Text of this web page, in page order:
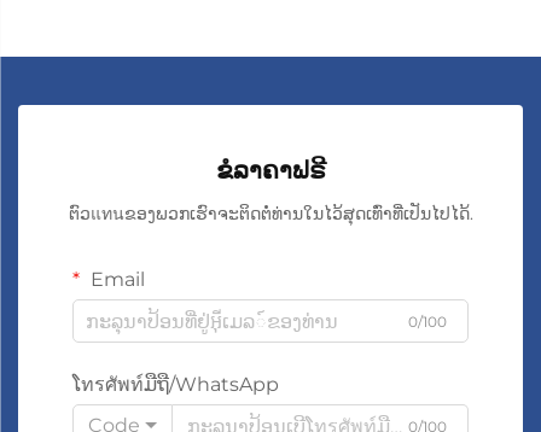
ຂໍລາຄາຟຣີ
ຕົວแทนຂອງພວກເຮົາຈະຕິດຕໍ່ທ່ານໃນໄວ້ສຸດເທົ່າທີ່ເປັນໄປໄດ້.
Email
0/100
ໂทรศัพท์ມືຖື/WhatsApp
Code
0/100